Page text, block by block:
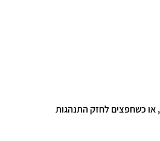
או כשחפצים לחזק התנהגות